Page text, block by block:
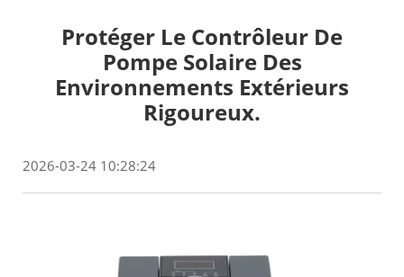
Protéger Le Contrôleur De
Pompe Solaire Des
Environnements Extérieurs
Rigoureux.
2026-03-24 10:28:24